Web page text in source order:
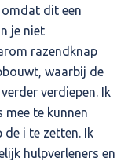
dit een
je niet
razendknap
waarbij de
verdiepen. Ik
te kunnen
de i te zetten. Ik
hulpverleners en